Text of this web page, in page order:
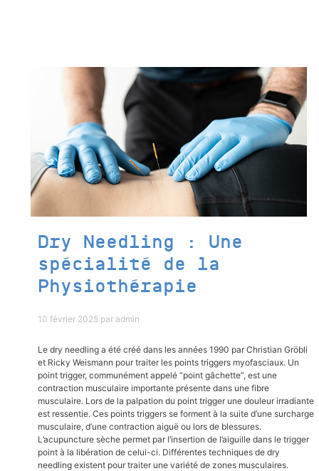
Dry Needling : Une
spécialité de la
Physiothérapie
10 février 2025 par admin
Le dry needling a été créé dans les années 1990 par Christian Gröbli
et Ricky Weismann pour traiter les points triggers myofasciaux. Un
point trigger, communément appelé “point gâchette”, est une
contraction musculaire importante présente dans une fibre
musculaire. Lors de la palpation du point trigger une douleur irradiante
est ressentie. Ces points triggers se forment à la suite d’une surcharge
musculaire, d’une contraction aiguë ou lors de blessures.
L’acupuncture sèche permet par l’insertion de l’aiguille dans le trigger
point à la libération de celui-ci. Différentes techniques de dry
needling existent pour traiter une variété de zones musculaires.